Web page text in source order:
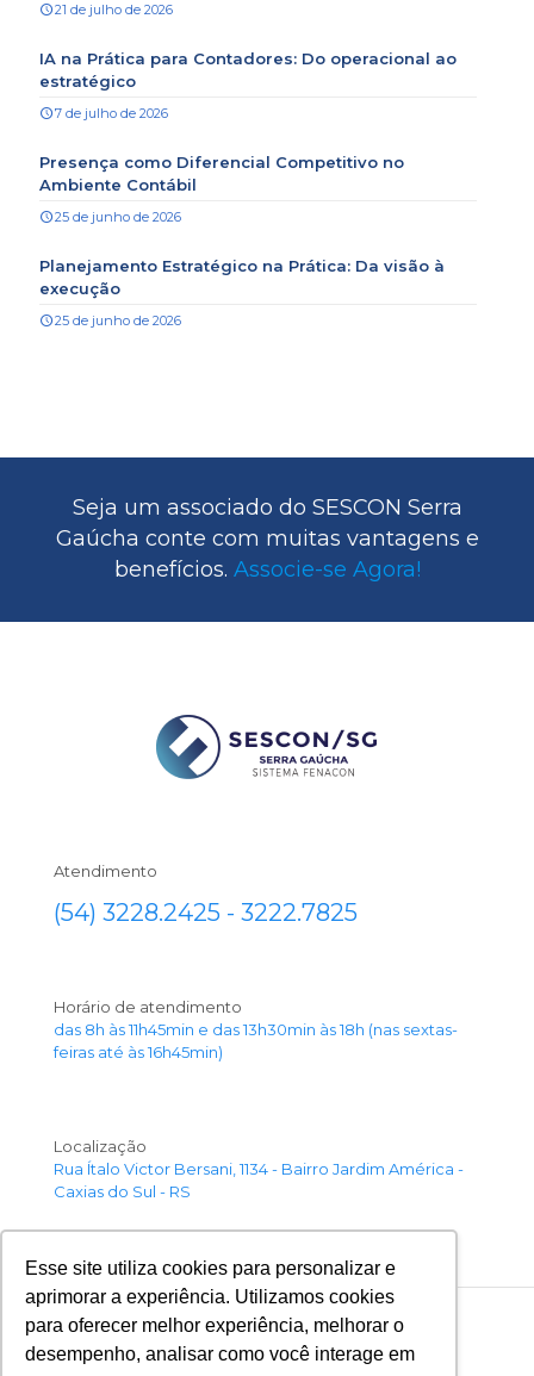
Esse site utiliza cookies para personalizar e
aprimorar a experiência. Utilizamos cookies
para oferecer melhor experiência, melhorar o
desempenho, analisar como você interage em
21 de julho de 2026
IA na Prática para Contadores: Do operacional ao
estratégico
7 de julho de 2026
Presença como Diferencial Competitivo no
Ambiente Contábil
25 de junho de 2026
Planejamento Estratégico na Prática: Da visão à
execução
25 de junho de 2026
Seja um associado do SESCON Serra
Gaúcha conte com muitas vantagens e
benefícios. Associe-se Agora!
Atendimento
(54) 3228.2425 - 3222.7825
Horário de atendimento
das 8h às 11h45min e das 13h30min às 18h (nas sextas-
feiras até às 16h45min)
Localização
Rua Ítalo Victor Bersani, 1134 - Bairro Jardim América -
Caxias do Sul - RS